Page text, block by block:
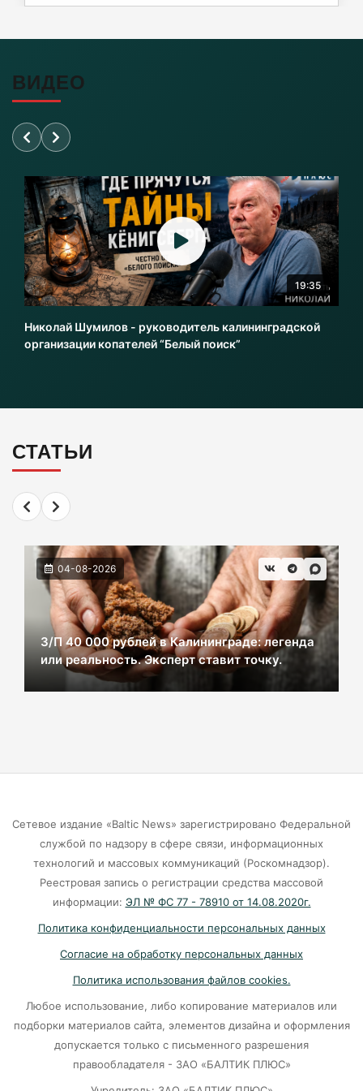
Почти 38 км дорог отремонтировано в
Переезд на Камской в Калининграде закроют
для проезда
06-08-2026
«Балтика» проиграла «Зениту» – и это был
гол бывшего капитана
06-08-2026
Литовский шпион осужден в Калининграде
на 13,5 лет колонии
06-08-2026
700 млн рублей
В Черняховске из реки достали тело
женщины. Следком проводит проверку.
06-08-2026
В центре Зеленоградска уже неделю
красуется фекальная лужа
Больше тонны рыбы незаконно выловили в
Калининградской области с начала года
06-08-2026
В Светлогорске женщина купила «корейца»
по «удалёнке» и потеряла деньги
05-08-2026
На двух перекрёстках в Калининграде теперь
нужно ехать по-новому
ВИДЕО
19:35
Николай Шумилов - руководитель калининградской
организации копателей “Белый поиск”
СТАТЬИ
04-08-2026
З/П 40 000 рублей в Калининграде: легенда
или реальность. Эксперт ставит точку.
Сетевое издание «Baltic News» зарегистрировано Федеральной
службой по надзору в сфере связи, информационных
технологий и массовых коммуникаций (Роскомнадзор).
Реестровая запись о регистрации средства массовой
информации: ЭЛ № ФС 77 - 78910 от 14.08.2020г.
Политика конфиденциальности персональных данных
Согласие на обработку персональных данных
Политика использования файлов cookies.
Любое использование, либо копирование материалов или
подборки материалов сайта, элементов дизайна и оформления
допускается только с письменного разрешения
правообладателя - ЗАО «БАЛТИК ПЛЮС»